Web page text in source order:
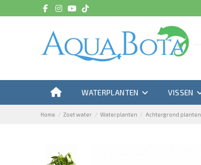
WATERPLANTEN VISSEN
Home Zoet water Waterplanten Achtergrond planten